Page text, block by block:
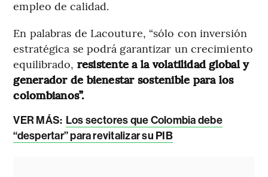
empleo de calidad.
En palabras de Lacouture, “sólo con inversión
estratégica se podrá garantizar un crecimiento
equilibrado, resistente a la volatilidad global y
generador de bienestar sostenible para los
colombianos”.
VER MÁS: Los sectores que Colombia debe
“despertar” para revitalizar su PIB